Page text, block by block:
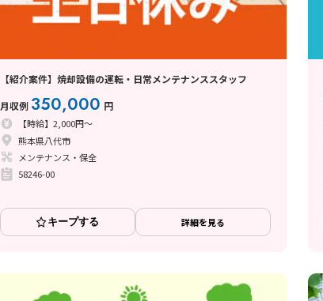
【紹介案件】焼却設備の運転・日常メンテナンススタッフ
月収例 350,000 円
【時給】2,000円～
熊本県八代市
メンテナンス・保全
58246-00
キープする 詳細を見る